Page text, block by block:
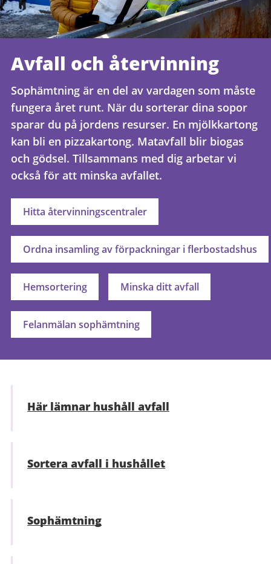
Avfall och återvinning
Sophämtning är en del av vardagen som måste
fungera året runt. När du sorterar dina sopor
sparar du på jordens resurser. En mjölkkartong
kan bli en pizzakartong. Matavfall blir biogas
och gödsel. Tillsammans med dig arbetar vi
också för att minska avfallet.
Hitta återvinningscentraler
Ordna insamling av förpackningar i flerbostadshus
Hemsortering Minska ditt avfall
Felanmälan sophämtning
Här lämnar hushåll avfall
Sortera avfall i hushållet
Sophämtning